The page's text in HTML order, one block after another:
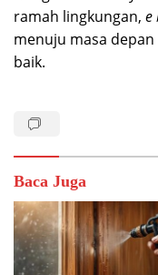
ramah lingkungan, e
menuju masa
baik.
Baca Juga